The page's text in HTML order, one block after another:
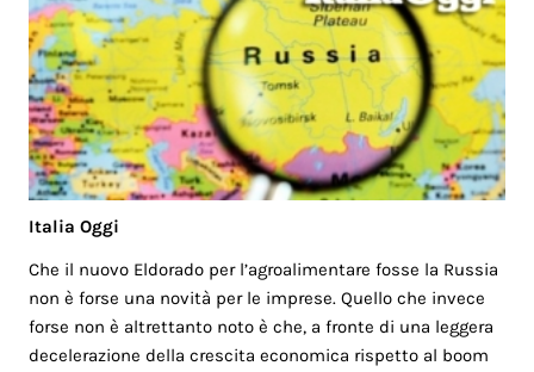
Italia Oggi
Che il nuovo Eldorado per l’agroalimentare fosse la Russia
non è forse una novità per le imprese. Quello che invece
forse non è altrettanto noto è che, a fronte di una leggera
decelerazione della crescita economica rispetto al boom